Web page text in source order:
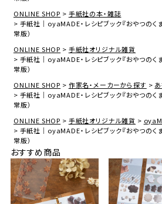
ONLINE SHOP
手紙社の本・雑誌
手紙社｜oyaMADE・レシピブック『おやつのく
常版）
ONLINE SHOP
手紙社オリジナル雑貨
手紙社｜oyaMADE・レシピブック『おやつのく
常版）
ONLINE SHOP
作家名・メーカーから探す
手紙社｜oyaMADE・レシピブック『おやつのく
常版）
ONLINE SHOP
手紙社オリジナル雑貨
手紙社｜oyaMADE・レシピブック『おやつのく
常版）
おすすめ商品